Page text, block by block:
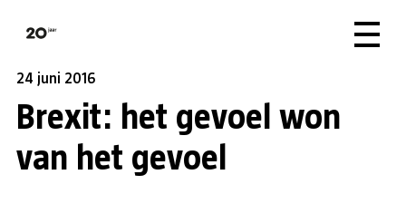
24 juni 2016
Brexit: het gevoel won
van het gevoel